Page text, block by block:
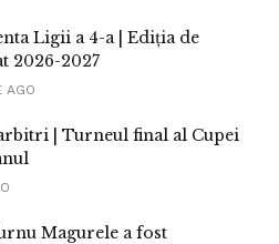
Ligii a 4-a | Ediția de
2026-2027
AGO
| Turneul final al Cupei
Magurele a fost